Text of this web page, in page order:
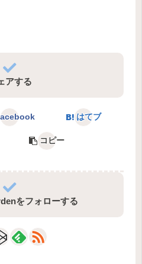
アする
はてブ
コピー
をフォローする